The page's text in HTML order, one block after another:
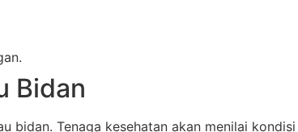
Bidan
bidan. Tenaga kesehatan akan menilai